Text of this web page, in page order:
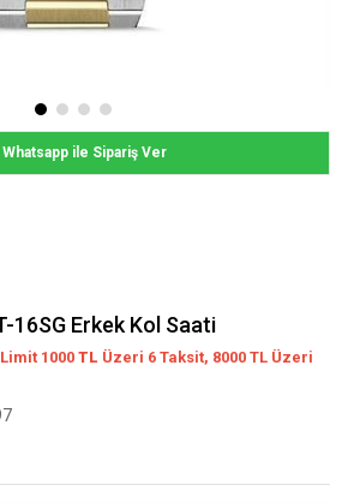
Whatsapp ile Sipariş Ver
16SG Erkek Kol Saati
1000 TL Üzeri 6 Taksit, 8000 TL Üzeri